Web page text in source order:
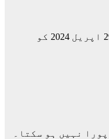
اسلام آباد(نمائندہ مانند)فوجی فرٹیلائزر کمپنی کا سال 2024 کیلئے پہلی سہ ماہی کے مالیاتی نتائج کا اعلان. فوجی فرٹیلائزر کمپنی لمیٹڈ نے 29 اپریل 2024 کو
نہیں ہو سکتا۔